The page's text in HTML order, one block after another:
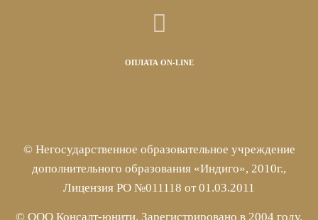
ОПЛАТА ON-LINE
© Негосударственное образовательное учреждение
дополнительного образования «Индиго», 2010г.,
Лицензия РО №011118 от 01.03.2011
© ООО Консалт-юнити. Зарегистрировано в 2004 году.